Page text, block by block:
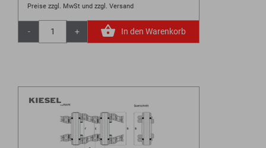
Preise zzgl. MwSt und zzgl. Versand
- + In den Warenkorb